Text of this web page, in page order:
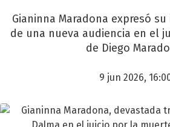
Gianinna Maradona expresó
de una nueva audiencia en el
de Diego
9 jun 2026,